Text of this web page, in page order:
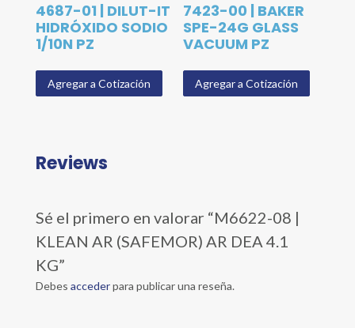
4687-01 | DILUT-IT
HIDRÓXIDO SODIO
1/10N PZ
Agregar a Cotización
7423-00 | BAKER
SPE-24G GLASS
VACUUM PZ
Agregar a Cotización
Reviews
Sé el primero en valorar “M6622-08 |
KLEAN AR (SAFEMOR) AR DEA 4.1
KG”
Debes accederpara publicar una reseña.